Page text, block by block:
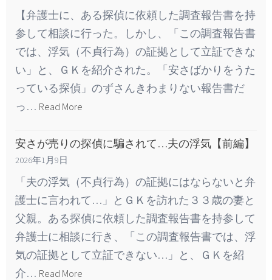
【弁護士に、ある探偵に依頼した調査報告書を持
参して相談に行った。しかし、「この調査報告書
では、浮気（不貞行為）の証拠として立証できな
い」と、ＧＫを紹介された。「安さばかりをうた
っている探偵」のずさんきわまりない報告書だ
っ… Read More
安さが売りの探偵に騙されて…夫の浮気【前編】
2026年1月9日
「夫の浮気（不貞行為）の証拠にはならないと弁
護士に言われて…」とＧＫを訪れた３３歳の妻と
父親。ある探偵に依頼した調査報告書を持参して
弁護士に相談に行き、「この調査報告書では、浮
気の証拠として立証できない…」と、ＧＫを紹
介… Read More